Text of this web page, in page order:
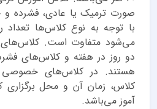
صورت ترمیک یا عادی، فشرده
با توجه به نوع کلاس‌ها تعداد
می‌شود متفاوت است. کلاس‌های
هستند. در کلاس‌های خصوصی
کلاس، زمان آن و محل برگزاری
آموز می‌باشد.